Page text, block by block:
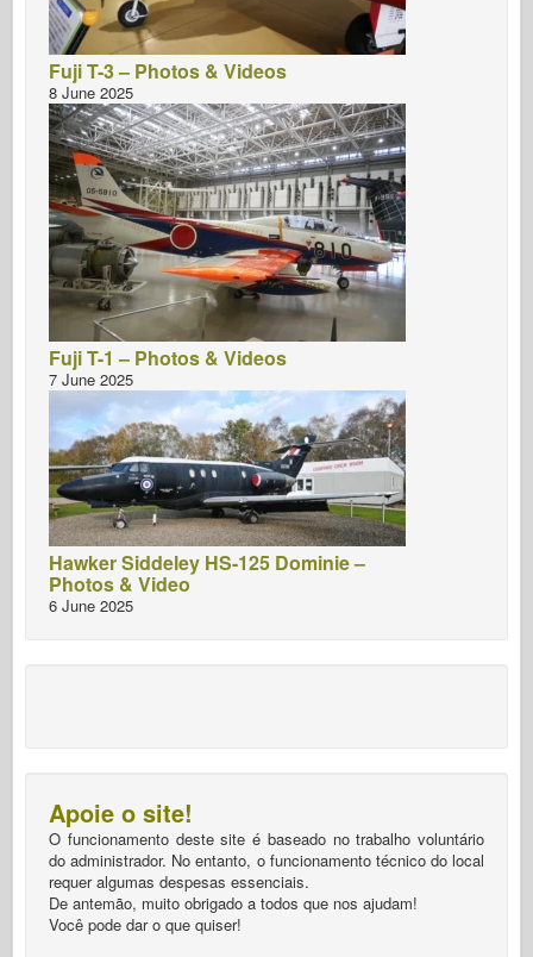
Fuji T-3 – Photos & Videos
8 June 2025
Fuji T-1 – Photos & Videos
7 June 2025
Hawker Siddeley HS-125 Dominie –
Photos & Video
6 June 2025
Apoie o site!
O funcionamento deste site é baseado no trabalho voluntário
do administrador. No entanto, o funcionamento técnico do local
requer algumas despesas essenciais.
De antemão, muito obrigado a todos que nos ajudam!
Você pode dar o que quiser!